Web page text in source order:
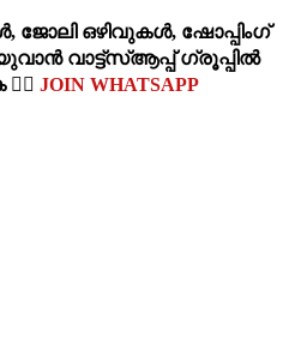
ജോലി ഒഴിവുകള്‍, ഷോപ്പിംഗ്‌
വാട്ട്സ്ആപ്പ് ഗ്രൂപ്പില്‍
JOIN WHATSAPP